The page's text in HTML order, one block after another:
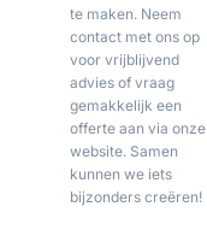
te maken. Neem
contact met ons op
voor vrijblijvend
advies of vraag
gemakkelijk een
offerte aan via onze
website. Samen
kunnen we iets
bijzonders creëren!